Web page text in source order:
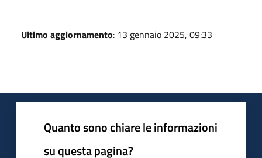
Ultimo aggiornamento: 13 gennaio 2025, 09:33
Quanto sono chiare le informazioni
su questa pagina?